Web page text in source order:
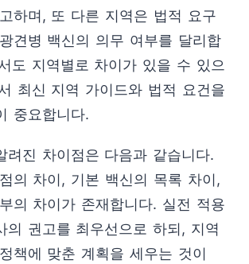
하며, 또 다른 지역은 법적 요구
견병 백신의 의무 여부를 달리합
도 지역별로 차이가 있을 수 있으
최신 지역 가이드와 법적 요건을
중요합니다.
려진 차이점은 다음과 같습니다.
의 차이, 기본 백신의 목록 차이,
의 차이가 존재합니다. 실전 적용
의 권고를 최우선으로 하되, 지역
책에 맞춘 계획을 세우는 것이